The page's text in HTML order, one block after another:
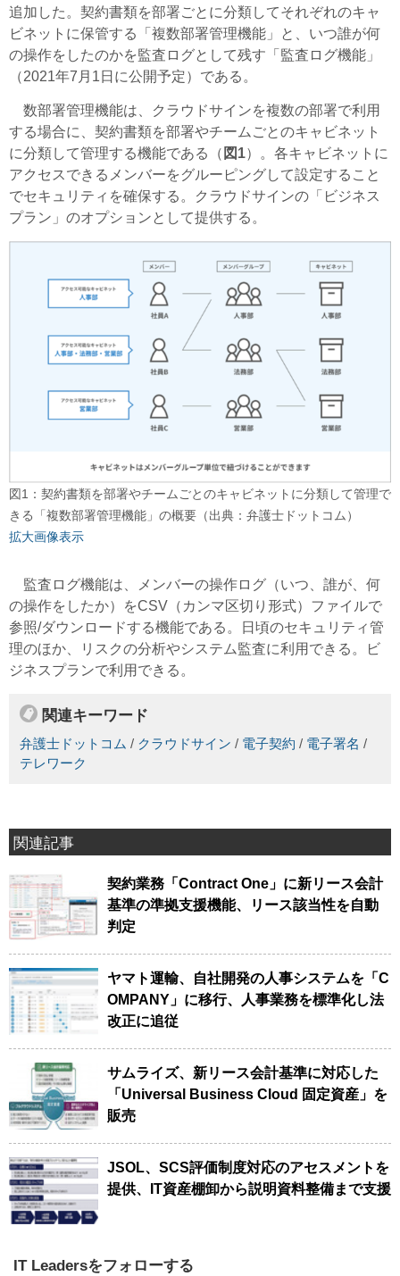
追加した。契約書類を部署ごとに分類してそれぞれのキャ
ビネットに保管する「複数部署管理機能」と、いつ誰が何
の操作をしたのかを監査ログとして残す「監査ログ機能」
（2021年7月1日に公開予定）である。
数部署管理機能は、クラウドサインを複数の部署で利用
する場合に、契約書類を部署やチームごとのキャビネット
に分類して管理する機能である（ 図1）。各キャビネットに
アクセスできるメンバーをグルーピングして設定すること
でセキュリティを確保する。クラウドサインの「ビジネス
プラン」のオプションとして提供する。
図1：契約書類を部署やチームごとのキャビネットに分類して管理で
きる「複数部署管理機能」の概要（出典：弁護士ドットコム）
拡大画像表示
監査ログ機能は、メンバーの操作ログ（いつ、誰が、何
の操作をしたか）をCSV（カンマ区切り形式）ファイルで
参照/ダウンロードする機能である。日頃のセキュリティ管
理のほか、リスクの分析やシステム監査に利用できる。ビ
ジネスプランで利用できる。
関連キーワード
弁護士ドットコム / クラウドサイン / 電子契約 / 電子署名 /
テレワーク
関連記事
契約業務「Contract One」に新リース会計
基準の準拠支援機能、リース該当性を自動
判定
ヤマト運輸、自社開発の人事システムを「C
OMPANY」に移行、人事業務を標準化し法
改正に追従
サムライズ、新リース会計基準に対応した
「Universal Business Cloud 固定資産」を
販売
JSOL、SCS評価制度対応のアセスメントを
提供、IT資産棚卸から説明資料整備まで支援
IT Leadersをフォローする